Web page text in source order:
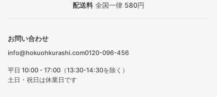
配送料 全国一律 580円
お問い合わせ
info@hokuohkurashi.com0120-096-456
平日 10:00 - 17:00（13:30-14:30を除く）
土日・祝日は休業日です